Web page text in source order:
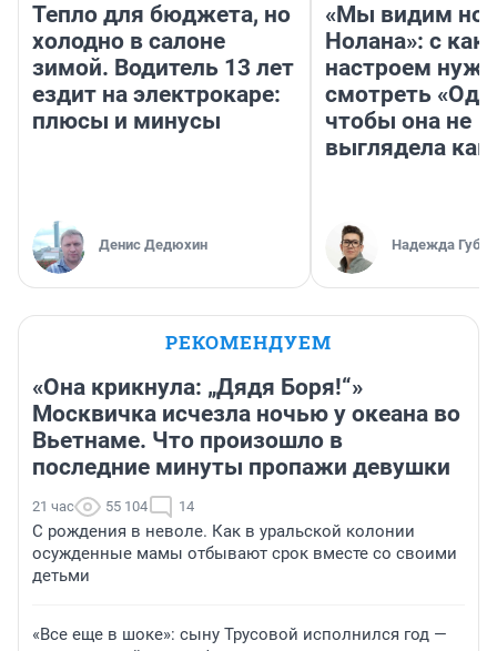
Тепло для бюджета, но
холодно в салоне
зимой. Водитель 13 лет
ездит на электрокаре:
плюсы и минусы
Денис Дедюхин
«Мы видим
Нолана»: с
настроем
смотреть
чтобы она не
выглядела как
Надежда
РЕКОМЕНДУЕМ
«Она крикнула: „Дядя Боря!“»
Москвичка исчезла ночью у океана во
Вьетнаме. Что произошло в
последние минуты пропажи девушки
21 час 55 104 14
С рождения в неволе. Как в уральской колонии
осужденные мамы отбывают срок вместе со своими
детьми
«Все еще в шоке»: сыну Трусовой исполнился год —